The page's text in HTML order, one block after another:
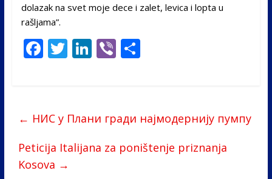
dolazak na svet moje dece i zalet, levica i lopta u
rašljama”.
F
o
o
k
T Li
dI
n
Vi S
← НИС у Плани гради најмодернију пумпу
Peticija Italijana za poništenje priznanja
Kosova →